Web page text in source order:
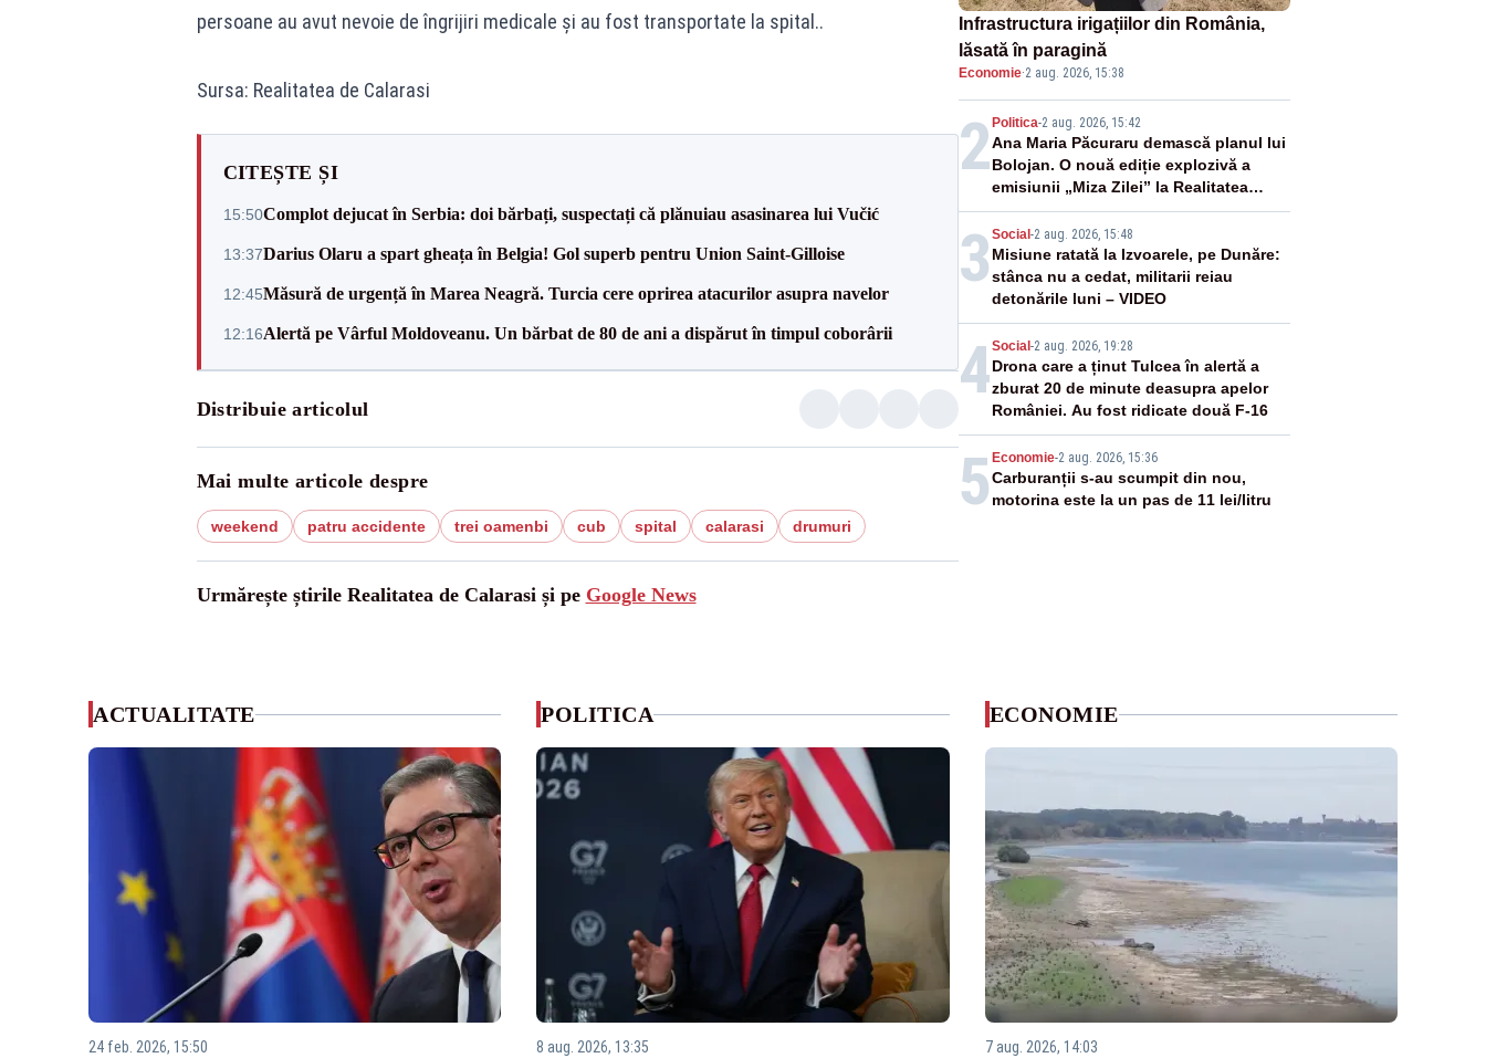
persoane au avut nevoie de îngrijiri medicale şi au fost transportate la spital..
Sursa: Realitatea de Calarasi
CITEȘTE ȘI
15:50Complot dejucat în Serbia: doi bărbați, suspectați că plănuiau asasinarea lui Vučić
13:37Darius Olaru a spart gheața în Belgia! Gol superb pentru Union Saint-Gilloise
12:45Măsură de urgență în Marea Neagră. Turcia cere oprirea atacurilor asupra navelor
12:16Alertă pe Vârful Moldoveanu. Un bărbat de 80 de ani a dispărut în timpul coborârii
Distribuie articolul
Mai multe articole despre
weekend patru accidente trei oamenbi cub spital calarasi drumuri
Urmărește știrile Realitatea de Calarasi și pe Google News
Infrastructura irigațiilor din România,
lăsată în paragină
Economie·2 aug. 2026, 15:38
2 Politica-2 aug. 2026, 15:42
Ana Maria Păcuraru demască planul lui
Bolojan. O nouă ediție explozivă a
emisiunii „Miza Zilei” la Realitatea
PLUS
3 Social -2 aug. 2026, 15:48
Misiune ratată la Izvoarele, pe Dunăre:
stânca nu a cedat, militarii reiau
detonările luni – VIDEO
4Social -2 aug. 2026, 19:28
Drona care a ținut Tulcea în alertă a
zburat 20 de minute deasupra apelor
României. Au fost ridicate două F-16
5 Economie-2 aug. 2026, 15:36
Carburanții s-au scumpit din nou,
motorina este la un pas de 11 lei/litru
ACTUALITATE
24 feb. 2026, 15:50
POLITICA
8 aug. 2026, 13:35
ECONOMIE
7 aug. 2026, 14:03